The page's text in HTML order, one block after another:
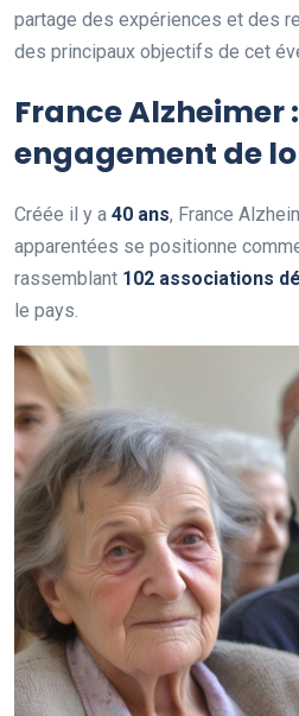
partage des expériences et des
des principaux objectifs de cet
France Alzheimer
engagement de
Créée il y a 40 ans, France
apparentées se positionne
rassemblant 102 associations dé
le pays.